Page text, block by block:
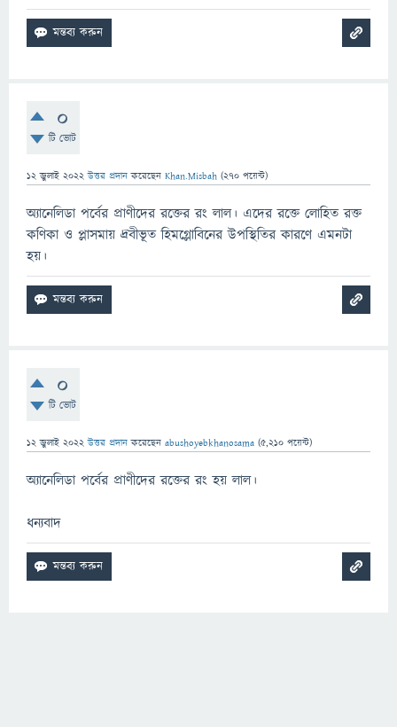
0
টি ভোট
12 জুলাই 2022 উত্তর প্রদান করেছেন Khan.Misbah (270 পয়েন্ট)
অ্যানেলিডা পর্বের প্রাণীদের রক্তের রং লাল। এদের রক্তে লোহিত রক্ত
কণিকা ও প্লাসমায় দ্রবীভূত হিমগ্লোবিনের উপস্থিতির কারণে এমনটা
হয়।
0
টি ভোট
12 জুলাই 2022 উত্তর প্রদান করেছেন abushoyebkhanosama (5,210 পয়েন্ট)
অ্যানেলিডা পর্বের প্রাণীদের রক্তের রং হয় লাল।
ধন্যবাদ